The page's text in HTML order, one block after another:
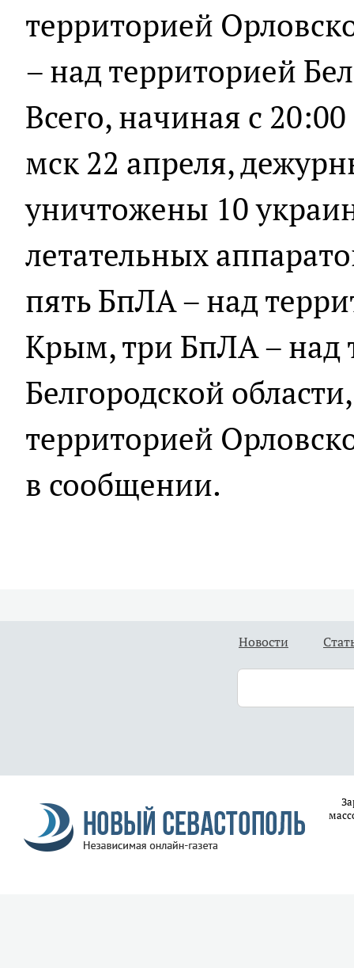
территорией
– над территорией
Всего, начиная с
мск 22 апреля,
уничтожены 10
летательных
пять БпЛА – над
Крым, три БпЛА – над
Белгородской
территорией
в сообщении.
Новости